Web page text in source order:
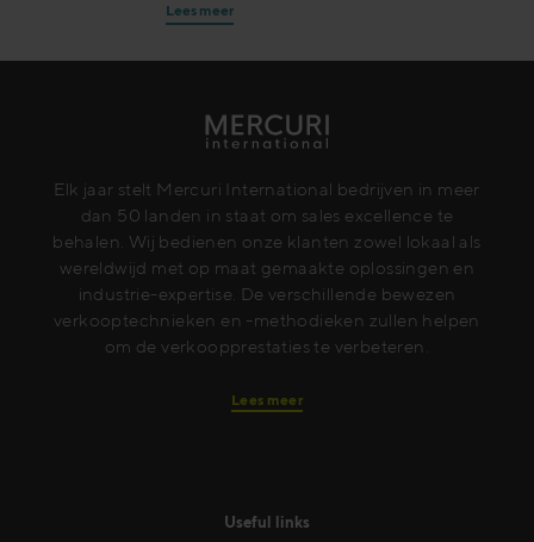
Lees meer
Elk jaar stelt Mercuri International bedrijven in meer
dan 50 landen in staat om sales excellence te
behalen. Wij bedienen onze klanten zowel lokaal als
wereldwijd met op maat gemaakte oplossingen en
industrie-expertise. De verschillende bewezen
verkooptechnieken en -methodieken zullen helpen
om de verkoopprestaties te verbeteren.
Lees meer
Useful links